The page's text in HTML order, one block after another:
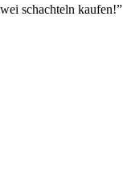
schachteln kaufen!”